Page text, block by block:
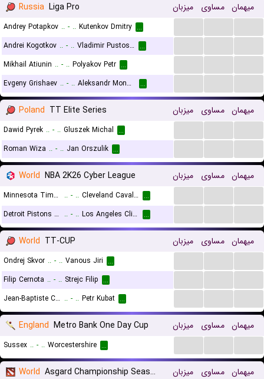
Russia Liga Pro میزبان مساوی میهمان
Andrey Potapkov .. - .. Kutenkov Dmitry ...
Andrei Kogotkov .. - .. Vladimir Pustoselov ...
Mikhail Atiunin .. - .. Polyakov Petr ...
Evgeny Grishaev .. - .. Aleksandr Monakov ...
Poland TT Elite Series میزبان مساوی میهمان
Dawid Pyrek .. - .. Gluszek Michal ...
Roman Wiza .. - .. Jan Orszulik ...
World NBA 2K26 Cyber League میزبان مساوی میهمان
Minnesota Timberwolves (Cyber) .. - .. Cleveland Cavaliers (Cyber) ...
Detroit Pistons (Cyber) .. - .. Los Angeles Clippers (Cyber) ...
World TT-CUP میزبان مساوی میهمان
Ondrej Skvor .. - .. Vanous Jiri ...
Filip Cernota .. - .. Strejc Filip ...
Jean-Baptiste Cousin .. - .. Petr Kubat ...
England Metro Bank One Day Cup میزبان مساوی میهمان
Sussex .. - .. Worcestershire ...
World Asgard Championship Season میزبان مساوی میهمان